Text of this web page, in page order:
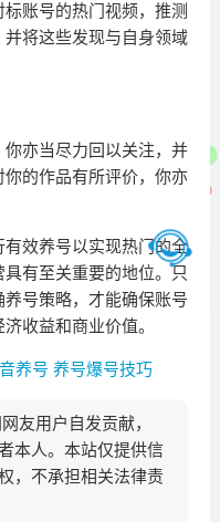
账号的热门视频，推测
将这些发现与自身领域
亦当尽力回以关注，并
的作品有所评价，你亦
效养号以实现热门的全
有至关重要的地位。只
号策略，才能确保账号
收益和商业价值。
养号 养号爆号技巧
友用户自发贡献，
本人。本站仅提供信
，不承担相关法律责